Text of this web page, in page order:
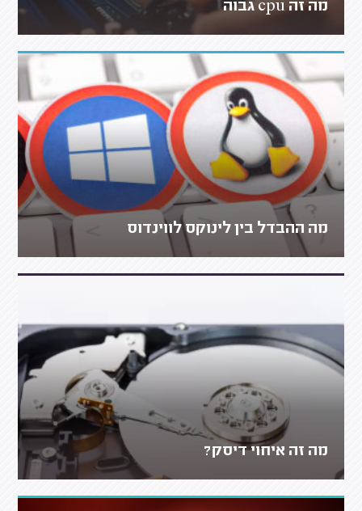
מה זה cpu גבוה
מה ההבדל בין לינוקס לווינדוס
מה זה איחוי דיסק?